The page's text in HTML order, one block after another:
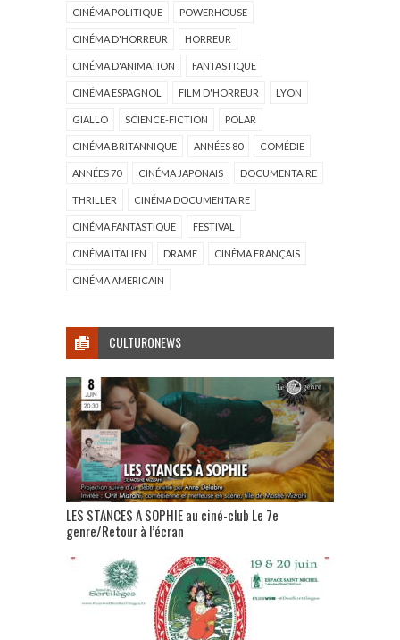
CINÉMA POLITIQUE POWERHOUSE
CINÉMA D'HORREUR HORREUR
CINÉMA D'ANIMATION FANTASTIQUE
CINÉMA ESPAGNOL FILM D'HORREUR LYON
GIALLO SCIENCE-FICTION POLAR
CINÉMA BRITANNIQUE ANNÉES 80 COMÉDIE
ANNÉES 70 CINÉMA JAPONAIS DOCUMENTAIRE
THRILLER CINÉMA DOCUMENTAIRE
CINÉMA FANTASTIQUE FESTIVAL
CINÉMA ITALIEN DRAME CINÉMA FRANÇAIS
CINÉMA AMERICAIN
CULTURONEWS
LES STANCES A SOPHIE au ciné-club Le 7e
genre/Retour à l’écran